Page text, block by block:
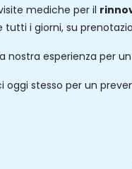
mediche per il
i giorni, su
nostra esperienza per un
oggi stesso per un